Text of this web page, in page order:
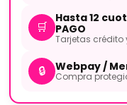
🛒
Hasta 12
PAGO
Tarjetas crédito
🔒 Webpay /
Compra